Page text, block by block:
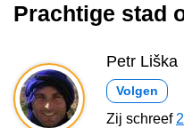
Prachtige stad
Petr Liška
Volgen
Zij schreef